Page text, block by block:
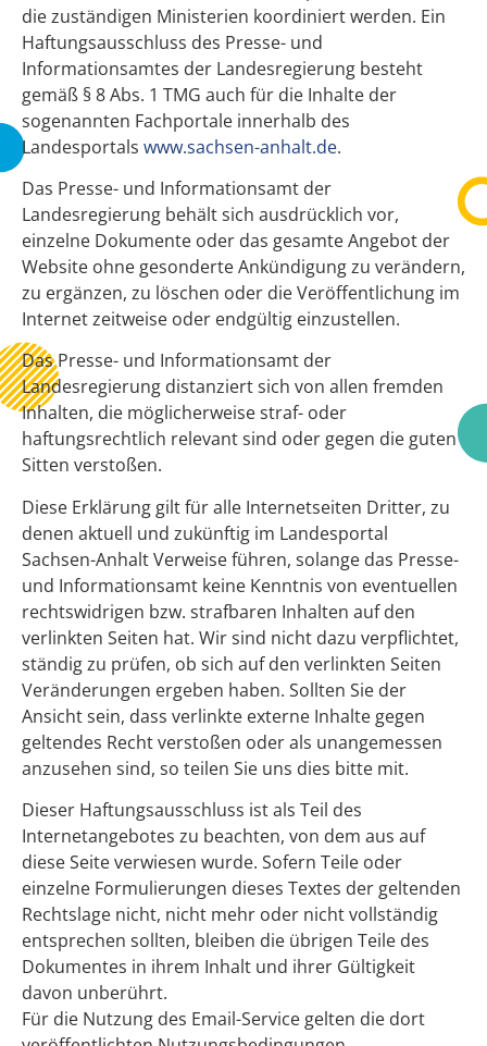
die zuständigen Ministerien koordiniert werden. Ein
Haftungsausschluss des Presse- und
Informationsamtes der Landesregierung besteht
gemäß § 8 Abs. 1 TMG auch für die Inhalte der
sogenannten Fachportale innerhalb des
Landesportals www.sachsen-anhalt.de.
Das Presse- und Informationsamt der
Landesregierung behält sich ausdrücklich vor,
einzelne Dokumente oder das gesamte Angebot der
Website ohne gesonderte Ankündigung zu verändern,
zu ergänzen, zu löschen oder die Veröffentlichung im
Internet zeitweise oder endgültig einzustellen.
Das Presse- und Informationsamt der
Landesregierung distanziert sich von allen fremden
Inhalten, die möglicherweise straf- oder
haftungsrechtlich relevant sind oder gegen die guten
Sitten verstoßen.
Diese Erklärung gilt für alle Internetseiten Dritter, zu
denen aktuell und zukünftig im Landesportal
Sachsen-Anhalt Verweise führen, solange das Presse-
und Informationsamt keine Kenntnis von eventuellen
rechtswidrigen bzw. strafbaren Inhalten auf den
verlinkten Seiten hat. Wir sind nicht dazu verpflichtet,
ständig zu prüfen, ob sich auf den verlinkten Seiten
Veränderungen ergeben haben. Sollten Sie der
Ansicht sein, dass verlinkte externe Inhalte gegen
geltendes Recht verstoßen oder als unangemessen
anzusehen sind, so teilen Sie uns dies bitte mit.
Dieser Haftungsausschluss ist als Teil des
Internetangebotes zu beachten, von dem aus auf
diese Seite verwiesen wurde. Sofern Teile oder
einzelne Formulierungen dieses Textes der geltenden
Rechtslage nicht, nicht mehr oder nicht vollständig
entsprechen sollten, bleiben die übrigen Teile des
Dokumentes in ihrem Inhalt und ihrer Gültigkeit
davon unberührt.
Für die Nutzung des Email-Service gelten die dort